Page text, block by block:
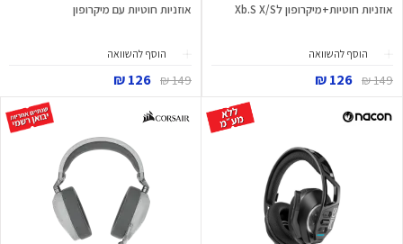
אוזניות חוטיות+מיקרופון לXb.S X/S
הוסף להשוואה
149 ₪
126 ₪
אוזניות חוטיות עם מיקרופון
הוסף להשוואה
149 ₪
126 ₪